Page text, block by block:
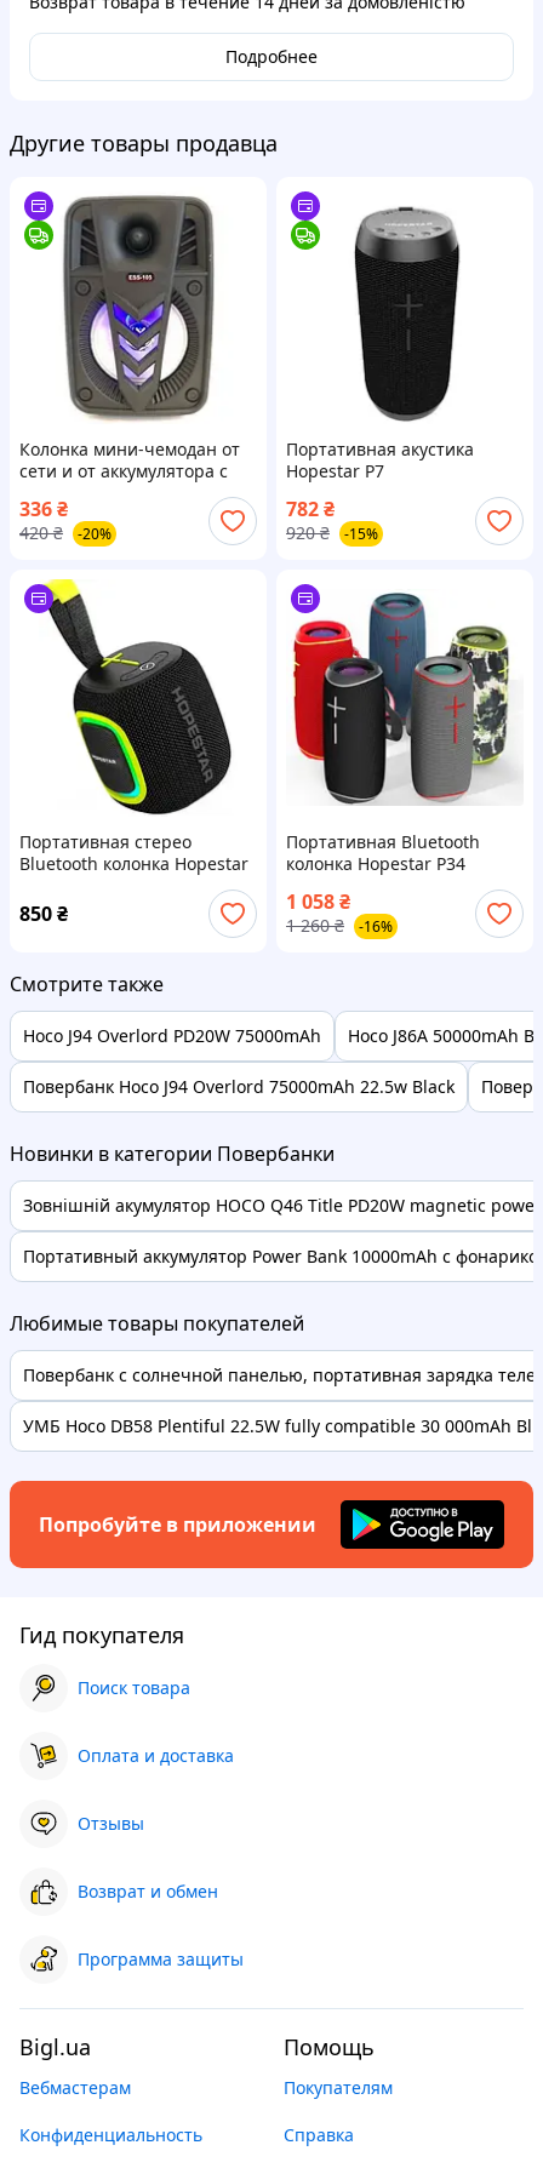
Подробнее
Другие товары продавца
Колонка мини-чемодан от
сети и от аккумулятора с
USB, SD, FM, AUX, Bluetooth
ESS-105
336₴
420 ₴ -20%
Портативная акустика
Hopestar P7
782₴
920 ₴ -15%
Портативная стерео
Bluetooth колонка Hopestar
850₴
Портативная Bluetooth
колонка Hopestar P34
1 058₴
1 260 ₴ -16%
Смотрите также
Hoco J94 Overlord PD20W 75000mAh Hoco J86A 50000mAh
Повербанк Hoco J94 Overlord 75000mAh 22.5w Black
Новинки в категории Повербанки
Зовнішній акумулятор HOCO Q46 Title PD20W magnetic
Портативный аккумулятор Power Bank 10000mAh с
Любимые товары покупателей
Повербанк с солнечной панелью, портативная зарядка
УМБ Hoco DB58 Plentiful 22.5W fully compatible 30 000mAh
Попробуйте в приложении
Гид покупателя
Поиск товара
Оплата и доставка
Отзывы
Возврат и обмен
Программа защиты
Bigl.ua
Вебмастерам
Конфиденциальность
Помощь
Покупателям
Справка